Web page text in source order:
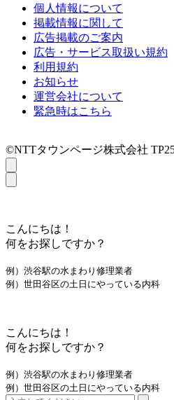
個人情報について
掲載情報に関して
広告掲載のご案内
広告・サービス取扱い規約
利用規約
お知らせ
運営会社について
緊急時はこちら
©NTTタウンページ株式会社
こんにちは！
何をお探しですか？
例）渋谷駅の水まわり修理業者
例）世田谷区の土日にやっている内科
こんにちは！
何をお探しですか？
例）渋谷駅の水まわり修理業者
例）世田谷区の土日にやっている内科